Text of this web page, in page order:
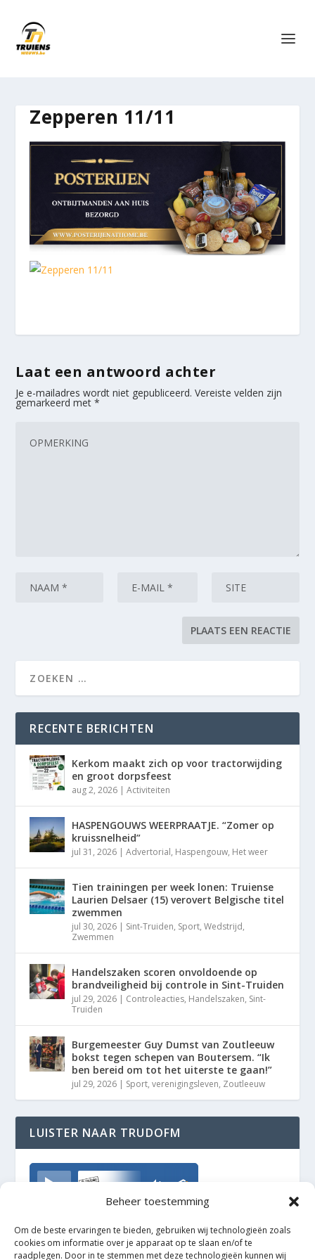
Beheer toestemming
Om de beste ervaringen te bieden, gebruiken wij technologieën zoals
cookies om informatie over je apparaat op te slaan en/of te
raadplegen. Door in te stemmen met deze technologieën kunnen wij
Zepperen 11/11
Laat een antwoord achter
Je e-mailadres wordt niet gepubliceerd. Vereiste velden zijn
gemarkeerd met*
RECENTE BERICHTEN
Kerkom maakt zich op voor tractorwijding
en groot dorpsfeest
aug 2, 2026 |Activiteiten
HASPENGOUWS WEERPRAATJE. “Zomer op
kruissnelheid”
jul 31, 2026 |Advertorial, Haspengouw, Het weer
Tien trainingen per week lonen: Truiense
Laurien Delsaer (15) verovert Belgische titel
zwemmen
jul 30, 2026 | Sint-Truiden, Sport,Wedstrijd,
Zwemmen
Handelszaken scoren onvoldoende op
brandveiligheid bij controle in Sint-Truiden
jul 29, 2026 | Controleacties, Handelszaken, Sint-
Truiden
Burgemeester Guy Dumst van Zoutleeuw
bokst tegen schepen van Boutersem. “Ik
ben bereid om tot het uiterste te gaan!”
jul 29, 2026 | Sport,verenigingsleven, Zoutleeuw
LUISTER NAAR TRUDOFM
TrudoFM